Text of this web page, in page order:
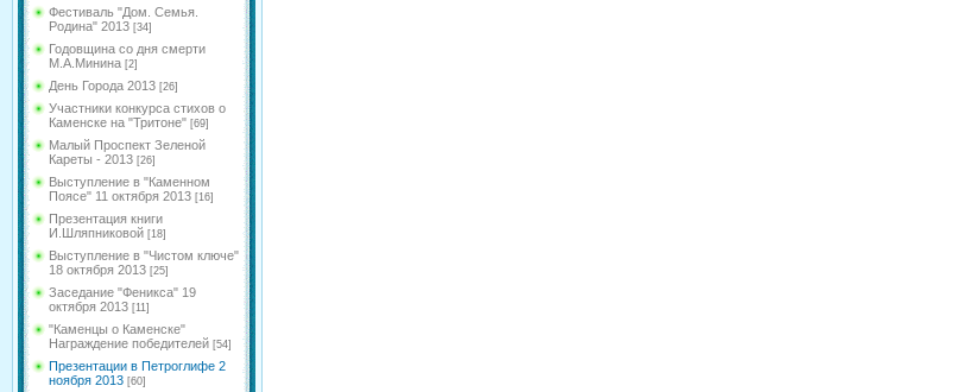
Фестиваль "Дом. Семья.
Родина" 2013 [34]
Годовщина со дня смерти
М.А.Минина [2]
День Города 2013 [26]
Участники конкурса стихов о
Каменске на "Тритоне" [69]
Малый Проспект Зеленой
Кареты - 2013 [26]
Выступление в "Каменном
Поясе" 11 октября 2013 [16]
Презентация книги
И.Шляпниковой [18]
Выступление в "Чистом ключе"
18 октября 2013 [25]
Заседание "Феникса" 19
октября 2013 [11]
"Каменцы о Каменске"
Награждение победителей [54]
Презентации в Петроглифе 2
ноября 2013 [60]